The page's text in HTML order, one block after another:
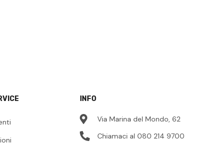
INFO
Via Marina del Mondo, 62
Chiamaci al 080 214 9700